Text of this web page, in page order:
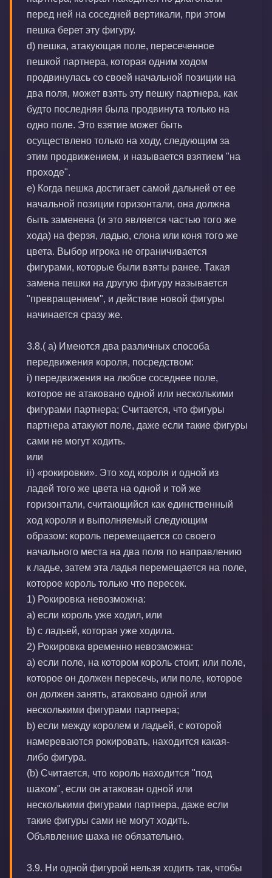
перед ней на соседней вертикали, при этом
пешка берет эту фигуру.
d) пешка, атакующая поле, пересеченное
пешкой партнера, которая одним ходом
продвинулась со своей начальной позиции на
два поля, может взять эту пешку партнера, как
будто последняя была продвинута только на
одно поле. Это взятие может быть
осуществлено только на ходу, следующим за
этим продвижением, и называется взятием "на
проходе".
е) Когда пешка достигает самой дальней от ее
начальной позиции горизонтали, она должна
быть заменена (и это является частью того же
хода) на ферзя, ладью, слона или коня того же
цвета. Выбор игрока не ограничивается
фигурами, которые были взяты ранее. Такая
замена пешки на другую фигуру называется
"превращением", и действие новой фигуры
начинается сразу же.
3.8.( а) Имеются два различных способа
передвижения короля, посредством:
i) передвижения на любое соседнее поле,
которое не атаковано одной или несколькими
фигурами партнера; Считается, что фигуры
партнера атакуют поле, даже если такие фигуры
сами не могут ходить.
или
ii) «рокировки». Это ход короля и одной из
ладей того же цвета на одной и той же
горизонтали, считающийся как единственный
ход короля и выполняемый следующим
образом: король перемещается со своего
начального места на два поля по направлению
к ладье, затем эта ладья перемещается на поле,
которое король только что пересек.
1) Рокировка невозможна:
а) если король уже ходил, или
b) с ладьей, которая уже ходила.
2) Рокировка временно невозможна:
а) если поле, на котором король стоит, или поле,
которое он должен пересечь, или поле, которое
он должен занять, атаковано одной или
несколькими фигурами партнера;
b) если между королем и ладьей, с которой
намереваются рокировать, находится какая-
либо фигура.
(b) Считается, что король находится "под
шахом", если он атакован одной или
несколькими фигурами партнера, даже если
такие фигуры сами не могут ходить.
Объявление шаха не обязательно.
3.9. Ни одной фигурой нельзя ходить так, чтобы